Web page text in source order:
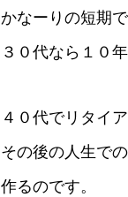
かなーりの短期
３０代なら１０
４０代でリタイ
その後の人生で
作るのです。